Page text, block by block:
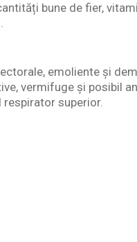
bune de fier,
emoliente și
vermifuge și posibil
superior.